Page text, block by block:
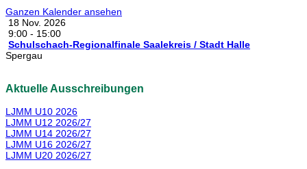
Ganzen Kalender ansehen
18 Nov. 2026
9:00 - 15:00
Schulschach-Regionalfinale Saalekreis / Stadt Halle
Spergau
Aktuelle Ausschreibungen
LJMM U10 2026
LJMM U12 2026/27
LJMM U14 2026/27
LJMM U16 2026/27
LJMM U20 2026/27